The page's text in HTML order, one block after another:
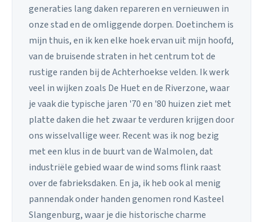
generaties lang daken repareren en vernieuwen in
onze stad en de omliggende dorpen. Doetinchem is
mijn thuis, en ik ken elke hoek ervan uit mijn hoofd,
van de bruisende straten in het centrum tot de
rustige randen bij de Achterhoekse velden. Ik werk
veel in wijken zoals De Huet en de Riverzone, waar
je vaak die typische jaren '70 en '80 huizen ziet met
platte daken die het zwaar te verduren krijgen door
ons wisselvallige weer. Recent was ik nog bezig
met een klus in de buurt van de Walmolen, dat
industriële gebied waar de wind soms flink raast
over de fabrieksdaken. En ja, ik heb ook al menig
pannendak onder handen genomen rond Kasteel
Slangenburg, waar je die historische charme